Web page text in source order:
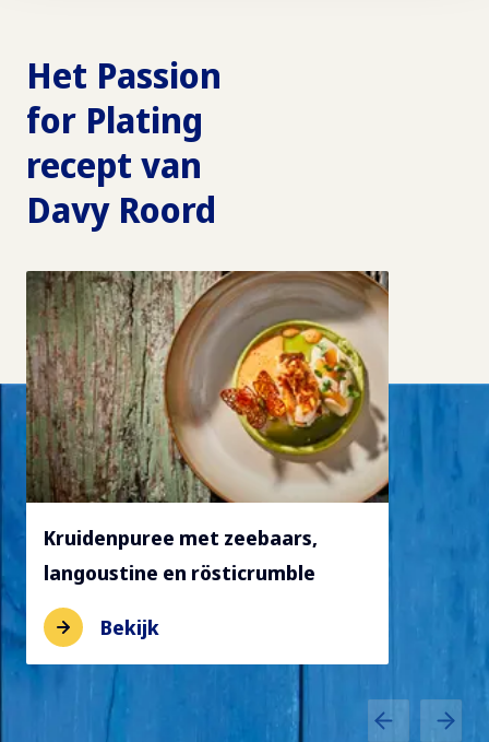
Het Passion
for Plating
recept van
Davy Roord
Kruidenpuree met zeebaars,
langoustine en rösticrumble
Bekijk